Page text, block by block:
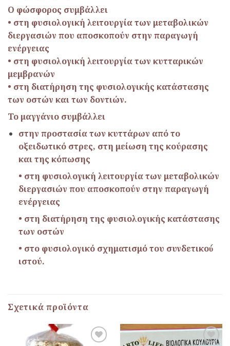
O φώσφορος συμβάλλει
• στη φυσιολογική λειτουργία των μεταβολικών
διεργασιών που αποσκοπούν στην παραγωγή
ενέργειας
• στη φυσιολογική λειτουργία των κυτταρικών
μεμβρανών
• στη διατήρηση της φυσιολογικής κατάστασης
των οστών και των δοντιών.
To μαγγάνιο συμβάλλει
στην προστασία των κυττάρων από το
οξειδωτικό στρες, στη μείωση της κούρασης
και της κόπωσης
• στη φυσιολογική λειτουργία των μεταβολικών
διεργασιών που αποσκοπούν στην παραγωγή
ενέργειας
• στη διατήρηση της φυσιολογικής κατάστασης
των οστών
• στο φυσιολογικό σχηματισμό του συνδετικού́
ιστού.
Σχετικά προϊόντα